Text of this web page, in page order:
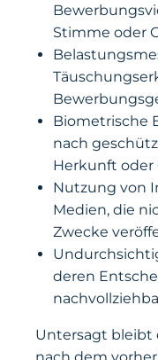
Stimme oder
Biometrische
nach
Herkunft oder
Nutzung von
Medien, die
Zwecke
deren
Untersagt bleibt
nach dem